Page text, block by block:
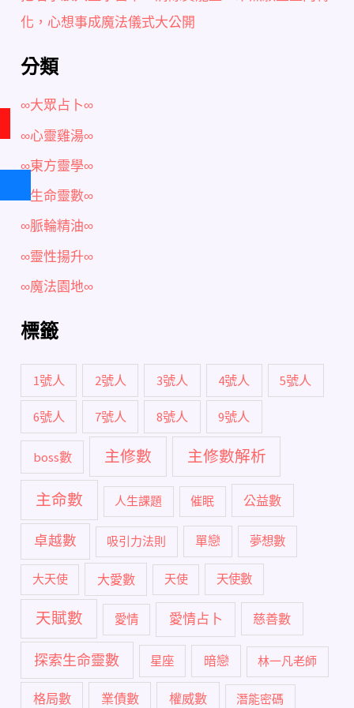
化，心想事成魔法儀式大公開
分類
∞大眾占卜∞
∞心靈雞湯∞
∞東方靈學∞
∞生命靈數∞
∞脈輪精油∞
∞靈性揚升∞
∞魔法園地∞
標籤
1號人 2號人 3號人 4號人 5號人
6號人 7號人 8號人 9號人
boss數 主修數 主修數解析
主命數 人生課題 催眠 公益數
卓越數 吸引力法則 單戀 夢想數
大天使 大愛數 天使 天使數
天賦數 愛情 愛情占卜 慈善數
探索生命靈數 星座 暗戀 林一凡老師
格局數 業債數 權威數 潛能密碼